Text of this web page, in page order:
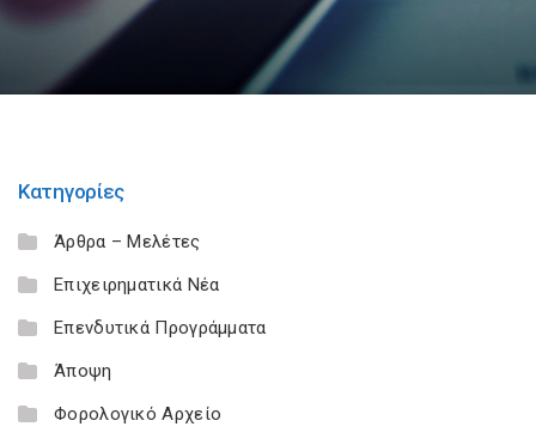
Κατηγορίες
Άρθρα – Μελέτες
Επιχειρηματικά Νέα
Επενδυτικά Προγράμματα
Άποψη
Φορολογικό Αρχείο